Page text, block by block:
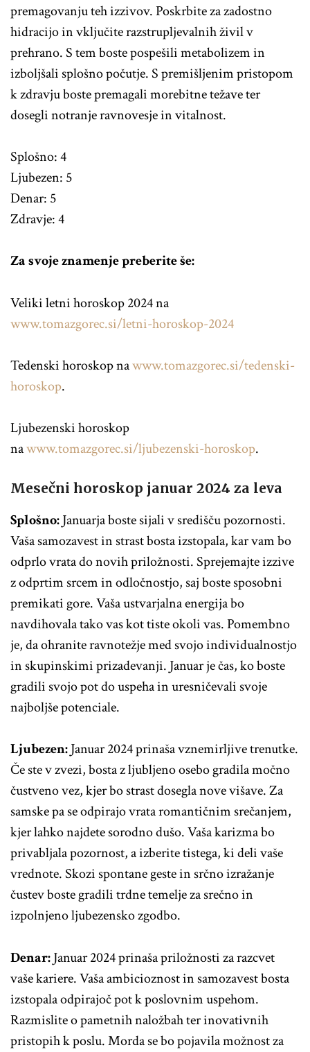
premagovanju teh izzivov. Poskrbite za zadostno
hidracijo in vključite razstrupljevalnih živil v
prehrano. S tem boste pospešili metabolizem in
izboljšali splošno počutje. S premišljenim pristopom
k zdravju boste premagali morebitne težave ter
dosegli notranje ravnovesje in vitalnost.
Splošno: 4
Ljubezen: 5
Denar: 5
Zdravje: 4
Za svoje znamenje preberite še:
Veliki letni horoskop 2024 na
www.tomazgorec.si/letni-horoskop-2024
Tedenski horoskop nawww.tomazgorec.si/tedenski-
horoskop.
Ljubezenski horoskop
nawww.tomazgorec.si/ljubezenski-horoskop.
Mesečni horoskop januar 2024 za leva
Splošno:Januarja boste sijali v središču pozornosti.
Vaša samozavest in strast bosta izstopala, kar vam bo
odprlo vrata do novih priložnosti. Sprejemajte izzive
z odprtim srcem in odločnostjo, saj boste sposobni
premikati gore. Vaša ustvarjalna energija bo
navdihovala tako vas kot tiste okoli vas. Pomembno
je, da ohranite ravnotežje med svojo individualnostjo
in skupinskimi prizadevanji. Januar je čas, ko boste
gradili svojo pot do uspeha in uresničevali svoje
najboljše potenciale.
Ljubezen:Januar 2024 prinaša vznemirljive trenutke.
Če ste v zvezi, bosta z ljubljeno osebo gradila močno
čustveno vez, kjer bo strast dosegla nove višave. Za
samske pa se odpirajo vrata romantičnim srečanjem,
kjer lahko najdete sorodno dušo. Vaša karizma bo
privabljala pozornost, a izberite tistega, ki deli vaše
vrednote. Skozi spontane geste in srčno izražanje
čustev boste gradili trdne temelje za srečno in
izpolnjeno ljubezensko zgodbo.
Denar:Januar 2024 prinaša priložnosti za razcvet
vaše kariere. Vaša ambicioznost in samozavest bosta
izstopala odpirajoč pot k poslovnim uspehom.
Razmislite o pametnih naložbah ter inovativnih
pristopih k poslu. Morda se bo pojavila možnost za